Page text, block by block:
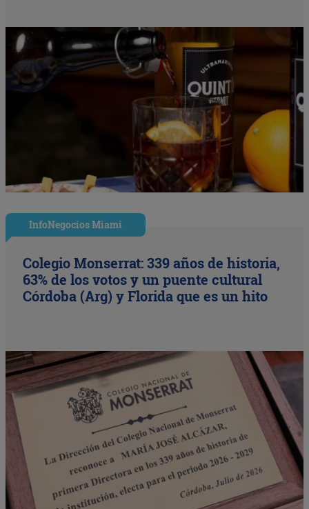
InfoNegocios Miami
Colegio Monserrat: 339 años de historia,
63% de los votos y un puente cultural
Córdoba (Arg) y Florida que es un hito